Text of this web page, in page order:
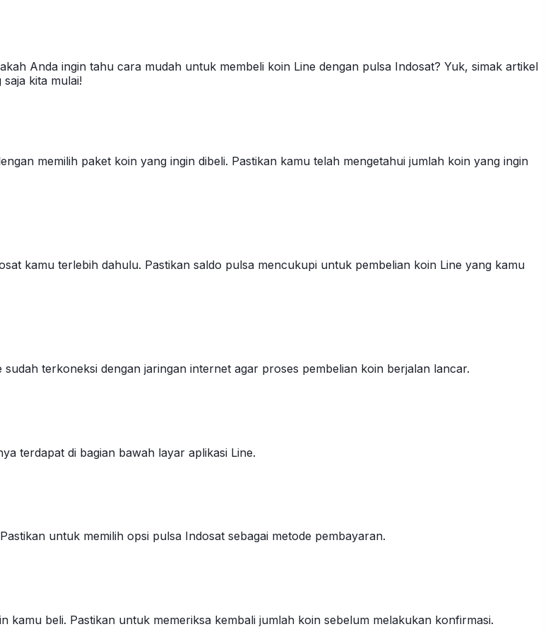
Anda ingin tahu cara mudah untuk membeli koin Line dengan pulsa Indosat? Yuk, simak artikel
kita mulai!
memilih paket koin yang ingin dibeli. Pastikan kamu telah mengetahui jumlah koin yang ingin
kamu terlebih dahulu. Pastikan saldo pulsa mencukupi untuk pembelian koin Line yang kamu
terkoneksi dengan jaringan internet agar proses pembelian koin berjalan lancar.
terdapat di bagian bawah layar aplikasi Line.
untuk memilih opsi pulsa Indosat sebagai metode pembayaran.
beli. Pastikan untuk memeriksa kembali jumlah koin sebelum melakukan konfirmasi.